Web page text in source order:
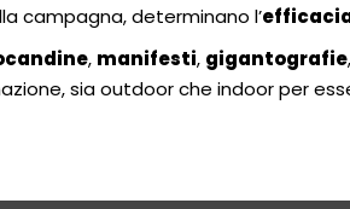
campagna, determinano l’
, manifesti, gigantografie,
sia outdoor che indoor per